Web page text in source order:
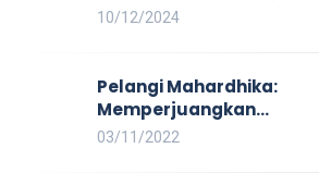
Demokrasi
Mahardhika Soroti Kerja
10/12/2024
Pelangi Mahardhika:
Memperjuangkan
Kesetaraan untuk Pekerja
03/11/2022